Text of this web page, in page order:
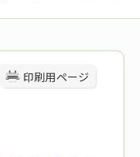
印刷用ページ